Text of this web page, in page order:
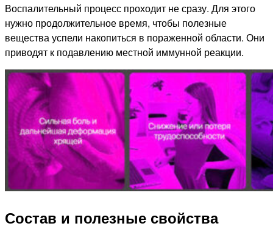
Воспалительный процесс проходит не сразу. Для этого
нужно продолжительное время, чтобы полезные
вещества успели накопиться в пораженной области. Они
приводят к подавлению местной иммунной реакции.
Состав и полезные свойства